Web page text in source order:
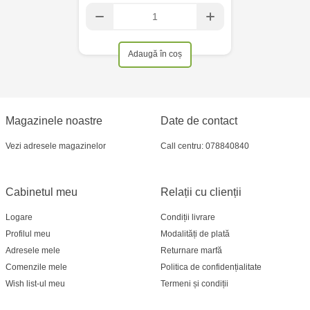
Adaugă în coș
Magazinele noastre
Vezi adresele magazinelor
Relații cu clienții
Condiții livrare
Modalități de plată
Returnare marfă
Politica de confidențialitate
Termeni și condiții
Cabinetul meu
Logare
Profilul meu
Adresele mele
Comenzile mele
Wish list-ul meu
Date de contact
Call centru: 078840840